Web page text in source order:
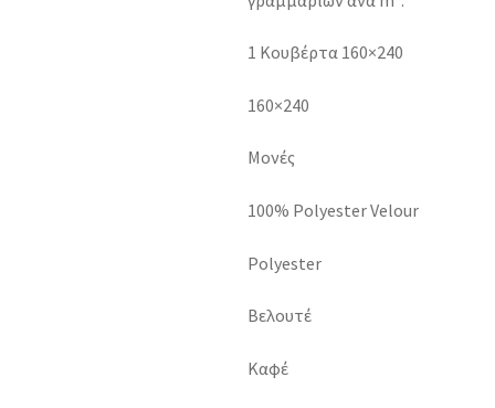
1 Κουβέρτα 160×240
160×240
Μονές
100% Polyester Velour
Polyester
Βελουτέ
Καφέ